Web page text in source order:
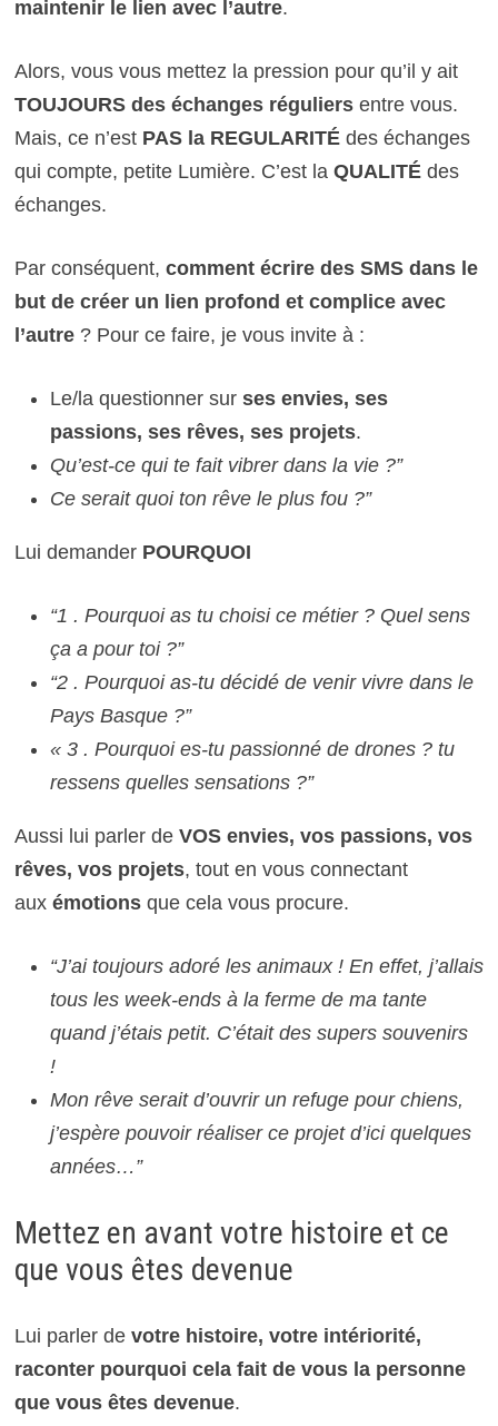
maintenir le lien avec l’autre.
Alors, vous vous mettez la pression pour qu’il y ait
TOUJOURS des échanges réguliersentre vous.
Mais, ce n’estPAS la REGULARITÉ des échanges
qui compte, petite Lumière. C’est la QUALITÉdes
échanges.
Par conséquent, comment écrire des SMS dans le
but de créer un lien profond et complice avec
l’autre? Pour ce faire, je vous invite à :
Le/la questionner sur ses envies, ses
passions, ses rêves, ses projets.
Qu’est-ce qui te fait vibrer dans la vie ?”
Ce serait quoi ton rêve le plus fou ?”
Lui demander POURQUOI
“1 . Pourquoi as tu choisi ce métier ? Quel sens
ça a pour toi ?”
“2 . Pourquoi as-tu décidé de venir vivre dans le
Pays Basque ?”
« 3 . Pourquoi es-tu passionné de drones ? tu
ressens quelles sensations ?”
Aussi lui parler deVOS envies, vos passions, vos
rêves, vos projets, tout en vous connectant
aux émotionsque cela vous procure.
“J’ai toujours adoré les animaux ! En effet, j’allais
tous les week-ends à la ferme de ma tante
quand j’étais petit. C’était des supers souvenirs
!
Mon rêve serait d’ouvrir un refuge pour chiens,
j’espère pouvoir réaliser ce projet d’ici quelques
années…”
Mettez en avant votre histoire et ce
que vous êtes devenue
Lui parler devotre histoire, votre intériorité,
raconter pourquoi cela fait de vous la personne
que vous êtes devenue.